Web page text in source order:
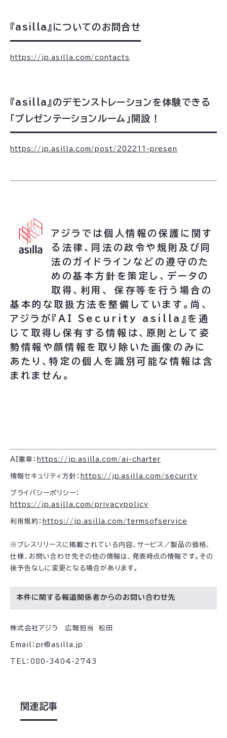
『asilla』についてのお問合せ
https://jp.asilla.com/contacts
『asilla』のデモンストレーションを体験できる
「プレゼンテーションルーム」開設！
https://jp.asilla.com/post/202211-presen
アジラでは個人情報の保護に関す
る法律、同法の政令や規則及び同
法のガイドラインなどの遵守のた
めの基本方針を策定し、データの
取得、利用、 保存等を行う場合の
基本的な取扱方法を整備しています。尚、
アジラが『AI Security asilla』を通
じて取得し保有する情報は、原則として姿
勢情報や顔情報を取り除いた画像のみに
あたり、特定の個人を識別可能な情報は含
まれません。
AI憲章： https://jp.asilla.com/ai-charter
情報セキュリティ方針： https://jp.asilla.com/security
プライバシーポリシー：
https://jp.asilla.com/privacypolicy
利用規約： https://jp.asilla.com/termsofservice
※プレスリリースに掲載されている内容、サービス／製品の価格、
仕様、お問い合わせ先その他の情報は、発表時点の情報です。その
後予告なしに変更となる場合があります。
本件に関する報道関係者からのお問い合わせ先
株式会社アジラ 広報担当 松田
Email：pr@asilla.jp
TEL：080-3404-2743
関連記事